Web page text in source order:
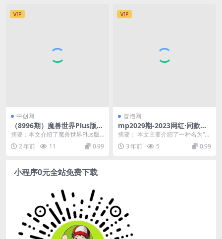
VIP
中创网
（8996期）魔兽世界Plus版本
自动打金项目，日入 1000+，
摘要：本文介绍了魔兽世界Plus版
本的自动打金项目，该项目可以批
量操作，日收益可...
2 年前 11 0.99
VIP
冒泡网
mp2029期-2023网红·同款截
流玩法【初级+高级课程】上
架当天出单当月破10w+持续
爆单(揭秘2023网红·同款截流
摘要： 本文主要介绍了一种名为“网
红同款截流玩法”的电商运营策略。
作者分享了自己...
3 年前 5 0.99
小程序0元全站免费下载